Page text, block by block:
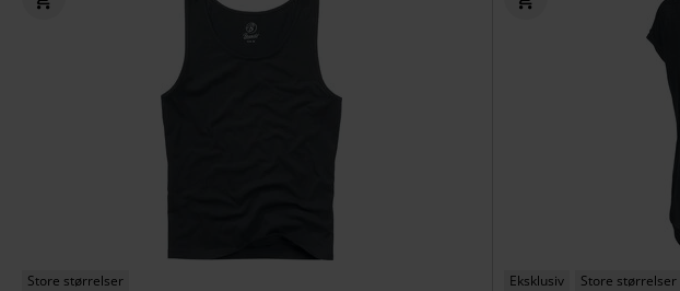
Store størrelser Eksklusiv Store størrelser